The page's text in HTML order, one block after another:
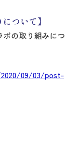
ついて】
の取り組みにつ
09/03/post-